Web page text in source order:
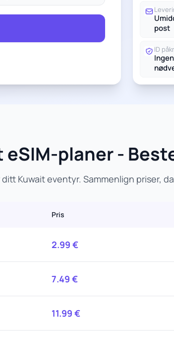
post
ID
planer -
Kuwait eventyr. Sammenlign priser,
Pris
2.99 €
7.49 €
11.99 €